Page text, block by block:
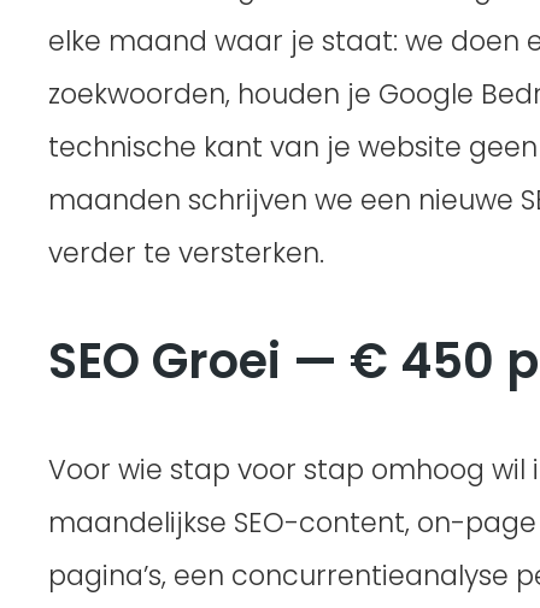
elke maand waar je staat: we doen
zoekwoorden, houden je Google
technische kant van je website
maanden schrijven we een nieuwe
verder te versterken.
SEO Groei — € 450
Voor wie stap voor stap omhoog wil
maandelijkse SEO-content, on-
pagina’s, een concurrentieanalyse